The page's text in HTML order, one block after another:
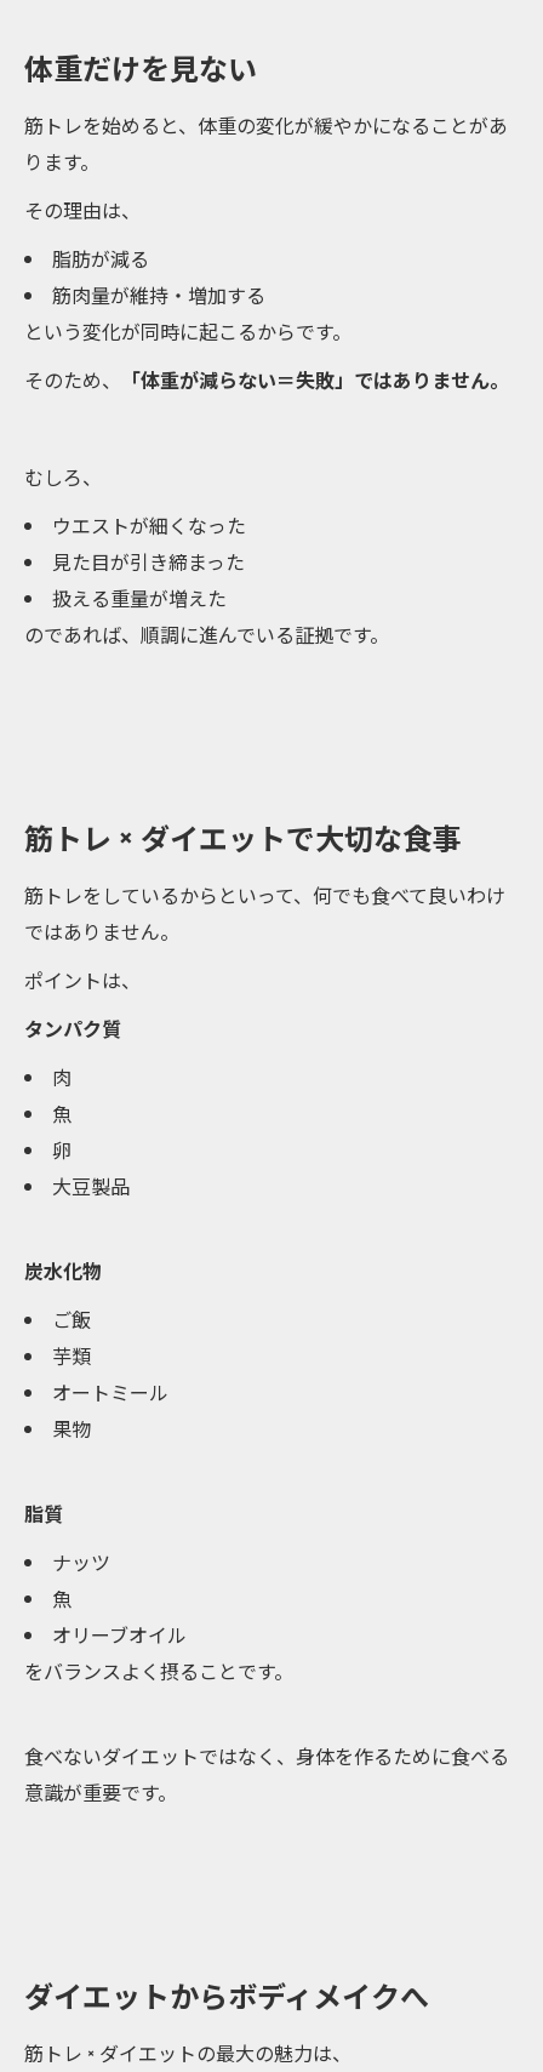
体重だけを見ない
筋トレを始めると、体重の変化が緩やかになることがあ
ります。
その理由は、
脂肪が減る
筋肉量が維持・増加する
という変化が同時に起こるからです。
そのため、
「体重が減らない＝失敗」ではありません。
むしろ、
ウエストが細くなった
見た目が引き締まった
扱える重量が増えた
のであれば、順調に進んでいる証拠です。
筋トレ × ダイエットで大切な食事
筋トレをしているからといって、何でも食べて良いわけ
ではありません。
ポイントは、
タンパク質
肉
魚
卵
大豆製品
炭水化物
ご飯
芋類
オートミール
果物
脂質
ナッツ
魚
オリーブオイル
をバランスよく摂ることです。
食べないダイエットではなく、身体を作るために食べる
意識が重要です。
ダイエットからボディメイクへ
筋トレ × ダイエットの最大の魅力は、